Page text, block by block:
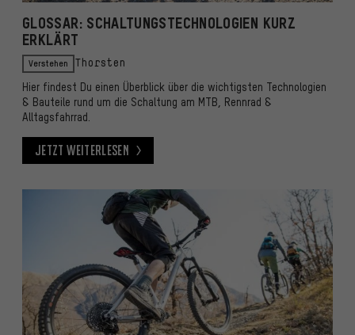
GLOSSAR: SCHALTUNGSTECHNOLOGIEN KURZ
ERKLÄRT
Verstehen Thorsten
Hier findest Du einen Überblick über die wichtigsten Technologien
& Bauteile rund um die Schaltung am MTB, Rennrad &
Alltagsfahrrad.
Jetzt weiterlesen